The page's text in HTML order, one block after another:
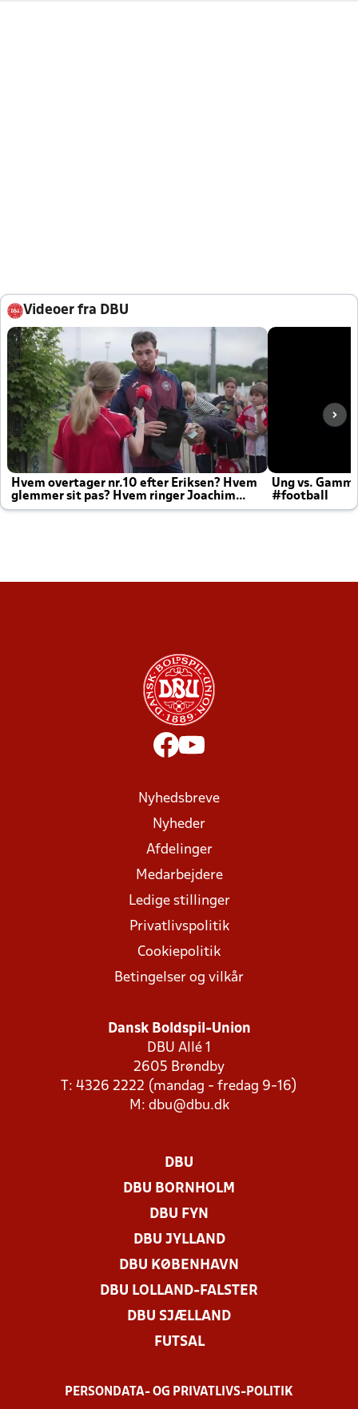
Videoer fra DBU
Hvem overtager nr.10 efter Eriksen? Hvem
glemmer sit pas? Hvem ringer Joachim
altid til efter kampe?
Ung vs.
#football
Nyhedsbreve
Nyheder
Afdelinger
Medarbejdere
Ledige stillinger
Privatlivspolitik
Cookiepolitik
Betingelser og vilkår
Dansk Boldspil-Union
DBU Allé 1
2605 Brøndby
T: 4326 2222 (mandag - fredag 9-16)
M: dbu@dbu.dk
DBU
DBU BORNHOLM
DBU FYN
DBU JYLLAND
DBU KØBENHAVN
DBU LOLLAND-FALSTER
DBU SJÆLLAND
FUTSAL
PERSONDATA- OG PRIVATLIVS-POLITIK